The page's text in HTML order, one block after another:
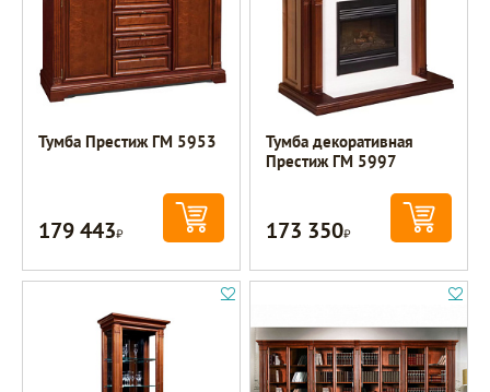
Тумба Престиж ГМ 5953
179 443Р
Тумба декоративная
Престиж ГМ 5997
173 350Р